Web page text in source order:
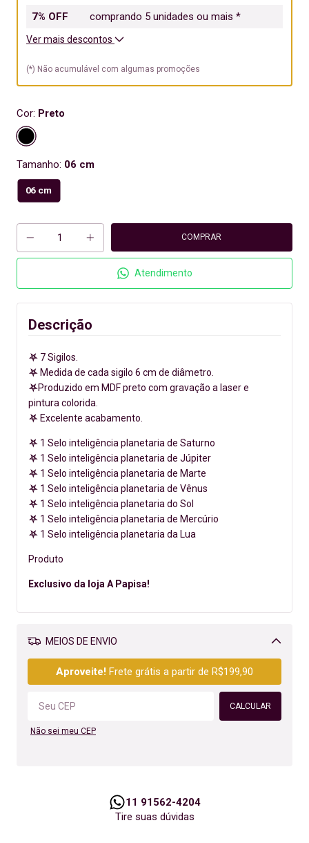
7% OFF
comprando 5 unidades ou mais *
Ver mais descontos
(*) Não acumulável com algumas promoções
Cor: Preto
Tamanho: 06 cm
06 cm
Atendimento
Descrição
⛧ 7 Sigilos.
⛧ Medida de cada sigilo 6 cm de diâmetro.
⛧Produzido em MDF preto com gravação a laser e
pintura colorida.
⛧ Excelente acabamento.
⛧ 1 Selo inteligência planetaria de Saturno
⛧ 1 Selo inteligência planetaria de Júpiter
⛧ 1 Selo inteligência planetaria de Marte
⛧ 1 Selo inteligência planetaria de Vênus
⛧ 1 Selo inteligência planetaria do Sol
⛧ 1 Selo inteligência planetaria de Mercúrio
⛧ 1 Selo inteligência planetaria da Lua
Produto
Exclusivo da loja A Papisa!
MEIOS DE ENVIO
Aproveite! Frete grátis a partir de R$199,90
CALCULAR
Não sei meu CEP
11 91562-4204
Tire suas dúvidas